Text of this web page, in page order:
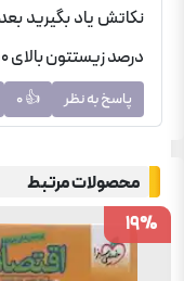
نکاتش یاد بگیرید
درصد زیستتون بالای ۵۰ درصد میرسه
پاسخ به نظر 👍
0
محصولات مرتبط
19%
19%